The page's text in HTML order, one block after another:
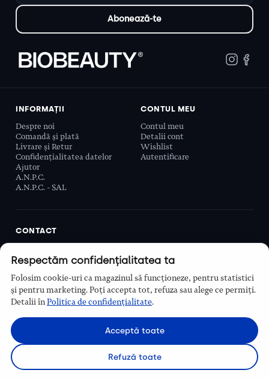
INFORMAȚII
Despre noi
Comandă și plată
Livrare și Retur
Confidențialitatea datelor
Ajutor
A.N.P.C.
A.N.P.C. - SAL
CONTUL MEU
Contul meu
Detalii cont
Wishlist
Autentificare
CONTACT
Sector 6, București, România
Program
Luni–Vineri, 9:00 – 16:00
Respectăm confidențialitatea ta
Folosim cookie-uri ca magazinul să funcționeze, pentru statistici
și pentru marketing. Poți accepta tot, refuza sau alege ce permiți.
Detalii înPolitica de confidențialitate.
Acceptă toate
Refuză toate